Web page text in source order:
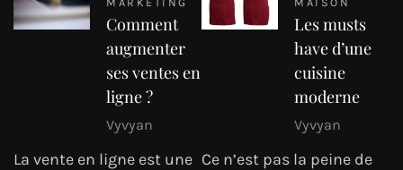
Comment
augmenter
ses ventes en
ligne ?
Vyvyan
La vente en ligne est une
Les musts
have d’une
cuisine
moderne
Vyvyan
Ce n’est pas la peine de